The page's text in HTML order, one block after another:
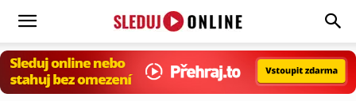
Sleduj.online